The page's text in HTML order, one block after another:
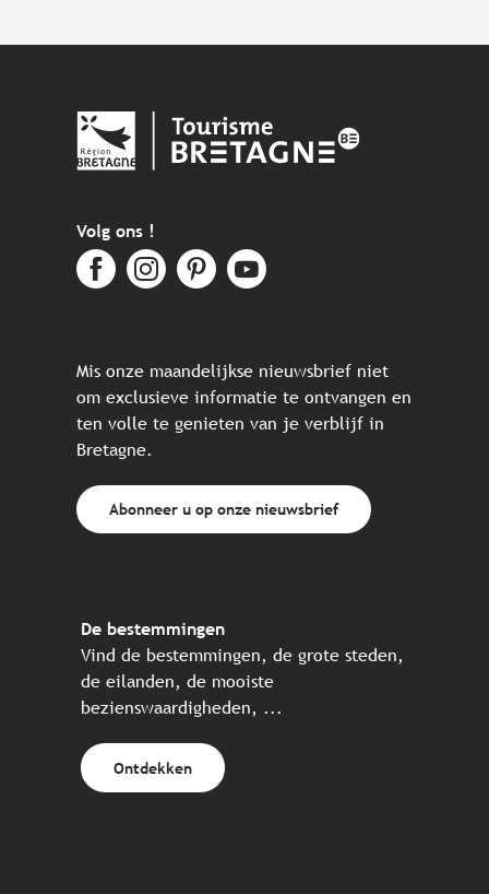
Volg ons !
Mis onze maandelijkse nieuwsbrief niet
om exclusieve informatie te ontvangen en
ten volle te genieten van je verblijf in
Bretagne.
Abonneer u op onze nieuwsbrief
De bestemmingen
Vind de bestemmingen, de grote steden,
de eilanden, de mooiste
bezienswaardigheden, ...
Ontdekken